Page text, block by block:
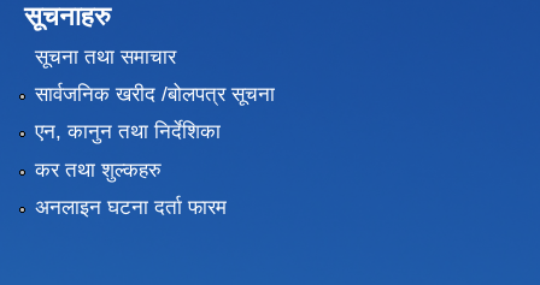
सूचनाहरु
सूचना तथा समाचार
सार्वजनिक खरीद /बोलपत्र सूचना
एन, कानुन तथा निर्देशिका
कर तथा शुल्कहरु
अनलाइन घटना दर्ता फारम